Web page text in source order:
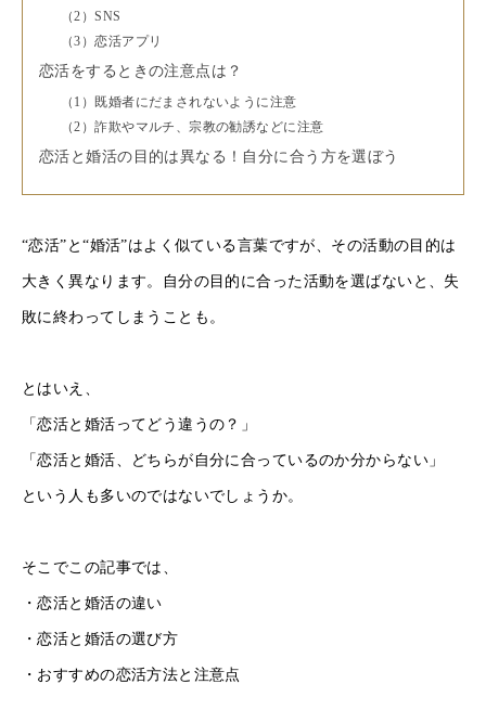
（2）SNS
（3）恋活アプリ
恋活をするときの注意点は？
（1）既婚者にだまされないように注意
（2）詐欺やマルチ、宗教の勧誘などに注意
恋活と婚活の目的は異なる！自分に合う方を選ぼう
“恋活”と“婚活”はよく似ている言葉ですが、その活動の目的は
大きく異なります。自分の目的に合った活動を選ばないと、失
敗に終わってしまうことも。
とはいえ、
「恋活と婚活ってどう違うの？」
「恋活と婚活、どちらが自分に合っているのか分からない」
という人も多いのではないでしょうか。
そこでこの記事では、
・恋活と婚活の違い
・恋活と婚活の選び方
・おすすめの恋活方法と注意点